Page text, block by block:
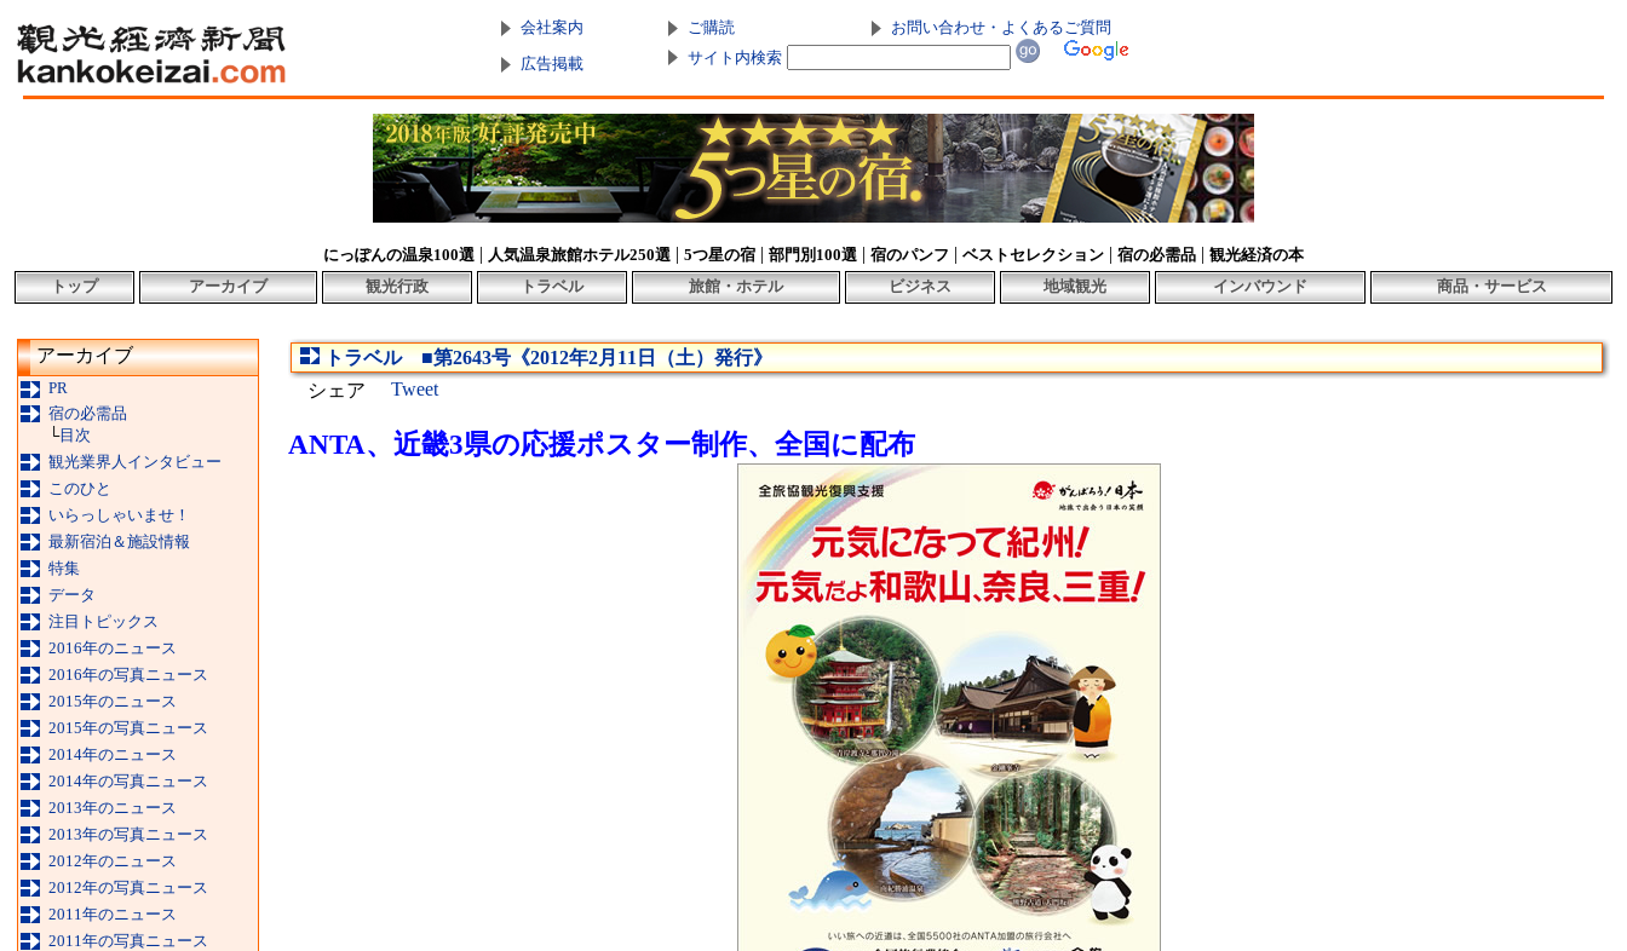
会社案内 ご購読
お問い合わせ・よくあるご質問
広告掲載
サイト内検索
にっぽんの温泉100選 | 人気温泉旅館ホテル250選 | 5つ星の宿 | 部門別100選 | 宿のパンフ | ベストセレクション | 宿の必需品 | 観光経済の本
トップ
アーカイブ 観光行政 トラベル 旅館・ホテル ビジネス 地域観光 インバウンド 商品・サービス
アーカイブ
PR
宿の必需品
└目次
観光業界人インタビュー
このひと
いらっしゃいませ！
最新宿泊＆施設情報
特集
データ
注目トピックス
2016年のニュース
2016年の写真ニュース
2015年のニュース
2015年の写真ニュース
2014年のニュース
2014年の写真ニュース
2013年のニュース
2013年の写真ニュース
2012年のニュース
2012年の写真ニュース
2011年のニュース
2011年の写真ニュース
トラベル ■第2643号《2012年2月11日（土）発行》
シェア
Tweet
ANTA、近畿3県の応援ポスター制作、全国に配布